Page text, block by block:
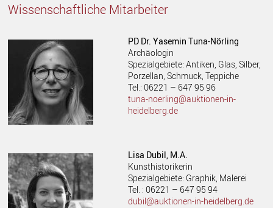
Wissenschaftliche Mitarbeiter
PD Dr. Yasemin Tuna-Nörling
Archäologin
Spezialgebiete: Antiken, Glas, Silber,
Porzellan, Schmuck, Teppiche
Tel.: 06221 – 647 95 96
tuna-noerling@auktionen-in-
heidelberg.de
Lisa Dubil, M.A.
Kunsthistorikerin
Spezialgebiete: Graphik, Malerei
Tel. : 06221 – 647 95 94
dubil@auktionen-in-heidelberg.de